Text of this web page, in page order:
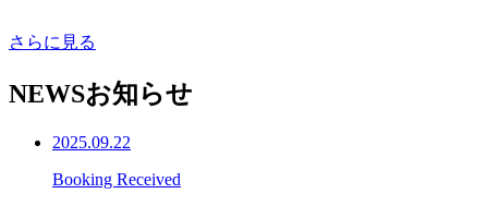
さらに見る
NEWSお知らせ
2025.09.22
Booking Received